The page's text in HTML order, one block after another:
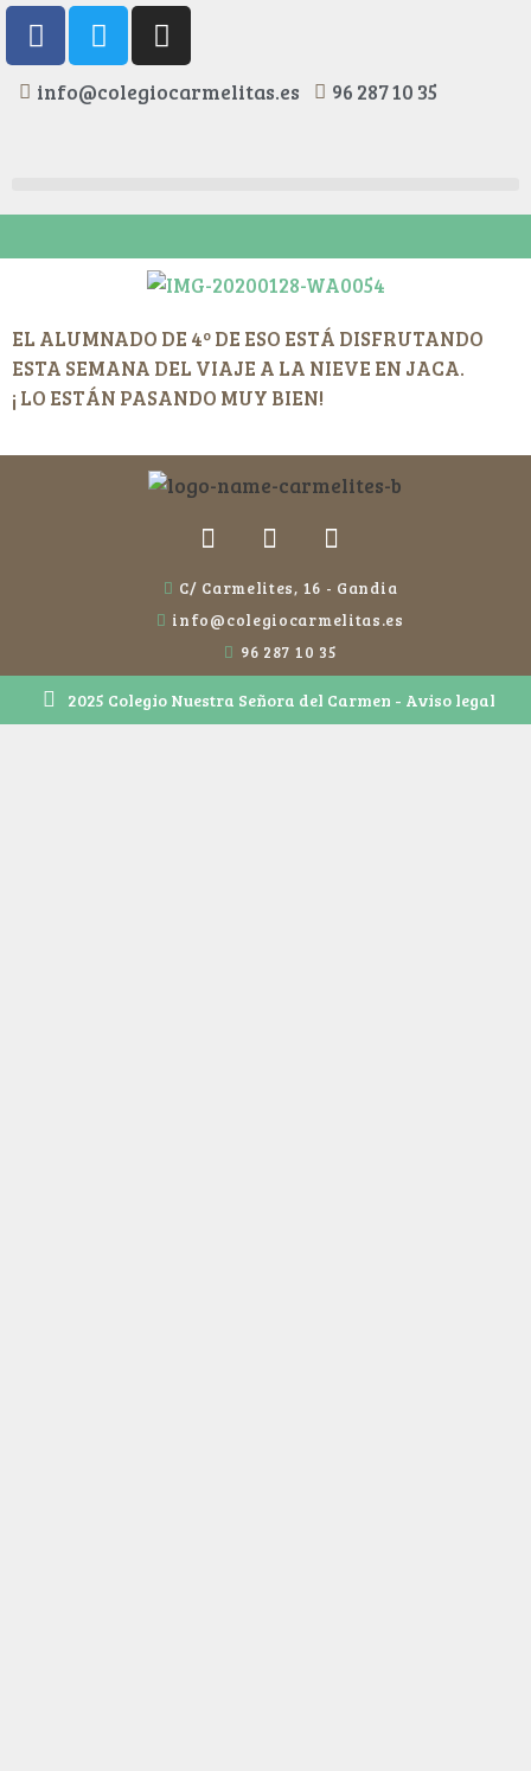
info@colegiocarmelitas.es 96 287 10 35
EL ALUMNADO DE 4º DE ESO ESTÁ DISFRUTANDO
ESTA SEMANA DEL VIAJE A LA NIEVE EN JACA.
¡ LO ESTÁN PASANDO MUY BIEN!
C/ Carmelites, 16 - Gandia
info@colegiocarmelitas.es
96 287 10 35
2025 Colegio Nuestra Señora del Carmen - Aviso legal